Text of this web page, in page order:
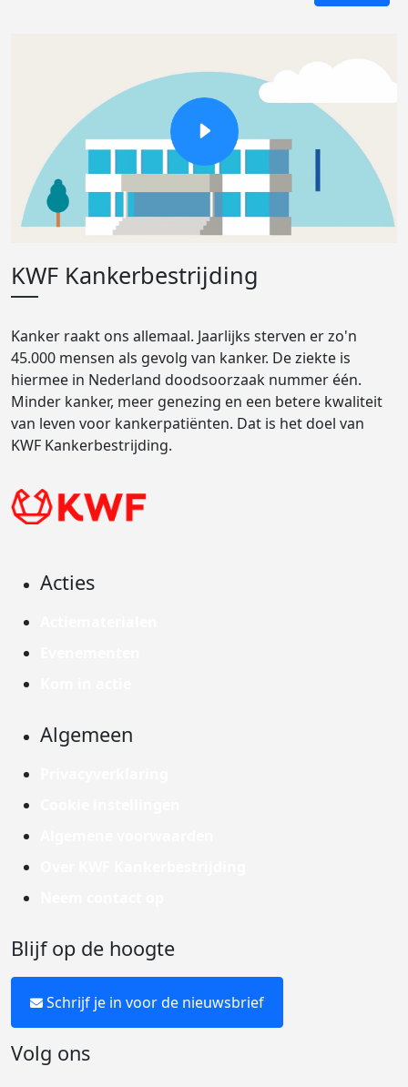
KWF Kankerbestrijding
Kanker raakt ons allemaal. Jaarlijks sterven er zo'n
45.000 mensen als gevolg van kanker. De ziekte is
hiermee in Nederland doodsoorzaak nummer één.
Minder kanker, meer genezing en een betere kwaliteit
van leven voor kankerpatiënten. Dat is het doel van
KWF Kankerbestrijding.
Acties
Algemeen
Blijf op de hoogte
Schrijf je in voor de nieuwsbrief
Volg ons